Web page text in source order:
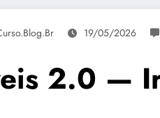
19/05/2026
2.0 —